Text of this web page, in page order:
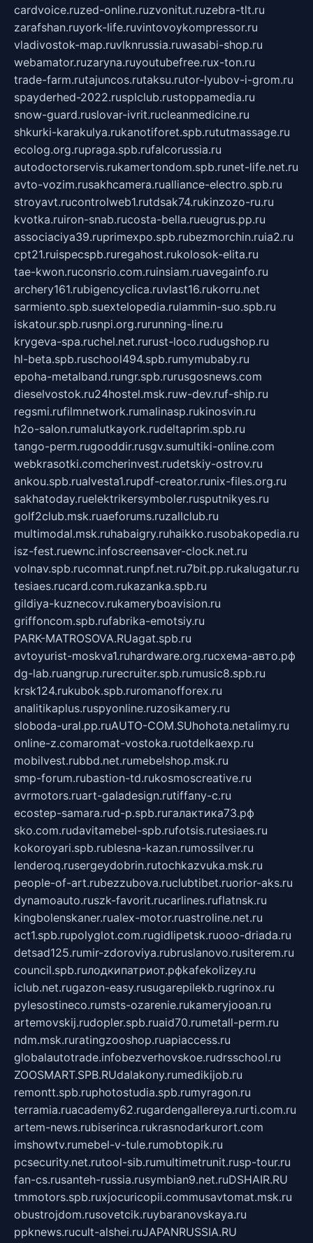
cardvoice.ruzed-online.ruzvonitut.ruzebra-tlt.ru
zarafshan.ruyork-life.ruvintovoykompressor.ru
vladivostok-map.ruvlknrussia.ruwasabi-shop.ru
webamator.ruzaryna.ruyoutubefree.rux-ton.ru
trade-farm.rutajuncos.rutaksu.rutor-lyubov-i-grom.ru
spayderhed-2022.rusplclub.rustoppamedia.ru
snow-guard.ruslovar-ivrit.rucleanmedicine.ru
shkurki-karakulya.rukanotiforet.spb.rututmassage.ru
ecolog.org.rupraga.spb.rufalcorussia.ru
autodoctorservis.rukamertondom.spb.runet-life.net.ru
avto-vozim.rusakhcamera.rualliance-electro.spb.ru
stroyavt.rucontrolweb1.rutdsak74.rukinzozo-ru.ru
kvotka.ruiron-snab.rucosta-bella.rueugrus.pp.ru
associaciya39.ruprimexpo.spb.rubezmorchin.ruia2.ru
cpt21.ruispecspb.ruregahost.rukolosok-elita.ru
tae-kwon.ruconsrio.com.ruinsiam.ruavegainfo.ru
archery161.rubigencyclica.ruvlast16.rukorru.net
sarmiento.spb.suextelopedia.rulammin-suo.spb.ru
iskatour.spb.rusnpi.org.rurunning-line.ru
krygeva-spa.ruchel.net.rurust-loco.rudugshop.ru
hl-beta.spb.ruschool494.spb.rumymubaby.ru
epoha-metalband.rungr.spb.rurusgosnews.com
dieselvostok.ru24hostel.msk.ruw-dev.ruf-ship.ru
regsmi.rufilmnetwork.rumalinasp.rukinosvin.ru
h2o-salon.rumalutkayork.rudeltaprim.spb.ru
tango-perm.rugooddir.rusgv.sumultiki-online.com
webkrasotki.comcherinvest.rudetskiy-ostrov.ru
ankou.spb.rualvesta1.rupdf-creator.runix-files.org.ru
sakhatoday.ruelektrikersymboler.rusputnikyes.ru
golf2club.msk.ruaeforums.ruzallclub.ru
multimodal.msk.ruhabaigry.ruhaikko.rusobakopedia.ru
isz-fest.ruewnc.infoscreensaver-clock.net.ru
volnav.spb.rucomnat.runpf.net.ru7bit.pp.rukalugatur.ru
tesiaes.rucard.com.rukazanka.spb.ru
gildiya-kuznecov.rukameryboavision.ru
griffoncom.spb.rufabrika-emotsiy.ru
PARK-MATROSOVA.RUagat.spb.ru
avtoyurist-moskva1.ruhardware.org.ruсхема-авто.рф
dg-lab.ruangrup.rurecruiter.spb.rumusic8.spb.ru
krsk124.rukubok.spb.ruromanofforex.ru
analitikaplus.ruspyonline.ruzosikamery.ru
sloboda-ural.pp.ruAUTO-COM.SUhohota.netalimy.ru
online-z.comaromat-vostoka.ruotdelkaexp.ru
mobilvest.rubbd.net.rumebelshop.msk.ru
smp-forum.rubastion-td.rukosmoscreative.ru
avrmotors.ruart-galadesign.rutiffany-c.ru
ecostep-samara.rud-p.spb.ruгалактика73.рф
sko.com.rudavitamebel-spb.rufotsis.rutesiaes.ru
kokoroyari.spb.rublesna-kazan.rumossilver.ru
lenderoq.rusergeydobrin.rutochkazvuka.msk.ru
people-of-art.rubezzubova.ruclubtibet.ruorior-aks.ru
dynamoauto.ruszk-favorit.rucarlines.ruflatnsk.ru
kingbolenskaner.rualex-motor.ruastroline.net.ru
act1.spb.rupolyglot.com.rugidlipetsk.ruooo-driada.ru
detsad125.rumir-zdoroviya.rubruslanovo.rusiterem.ru
council.spb.ruлодкипатриот.рфkafekolizey.ru
iclub.net.rugazon-easy.rusugarepilekb.rugrinox.ru
pylesostineco.rumsts-ozarenie.rukameryjooan.ru
artemovskij.rudopler.spb.ruaid70.rumetall-perm.ru
ndm.msk.ruratingzooshop.ruapiaccess.ru
globalautotrade.infobezverhovskoe.rudrsschool.ru
ZOOSMART.SPB.RUdalakony.rumedikijob.ru
remontt.spb.ruphotostudia.spb.rumyragon.ru
terramia.ruacademy62.rugardengallereya.rurti.com.ru
artem-news.rubiserinca.rukrasnodarkurort.com
imshowtv.rumebel-v-tule.rumobtopik.ru
pcsecurity.net.rutool-sib.rumultimetrunit.rusp-tour.ru
fan-cs.rusanteh-russia.rusymbian9.net.ruDSHAIR.RU
tmmotors.spb.ruxjocuricopii.commusavtomat.msk.ru
obustrojdom.rusovetcik.ruybaranovskaya.ru
ppknews.rucult-alshei.ruJAPANRUSSIA.RU